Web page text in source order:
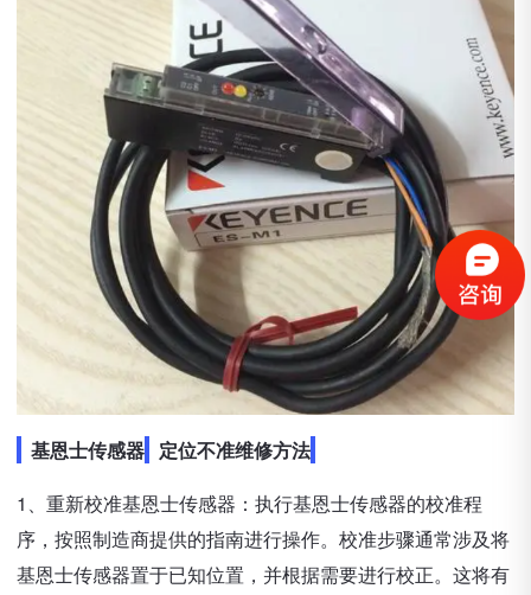
基恩士传感器 定位不准维修方法
1、重新校准基恩士传感器：执行基恩士传感器的校准程
序，按照制造商提供的指南进行操作。校准步骤通常涉及将
基恩士传感器置于已知位置，并根据需要进行校正。这将有